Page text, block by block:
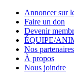
Annoncer sur
Faire un don
Devenir
ÉQUIPE/
Nos partenaires
À propos
Nous joindre